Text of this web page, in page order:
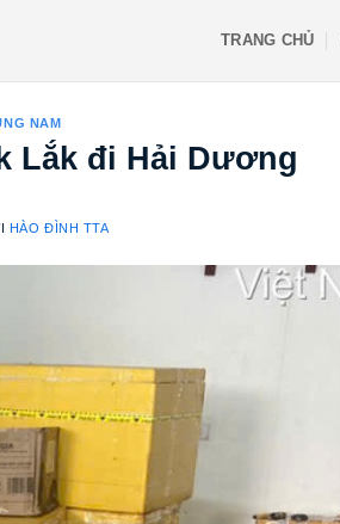
TRANG CHỦ
NAM
Lắk đi Hải Dương
HÀO ĐÌNH TTA